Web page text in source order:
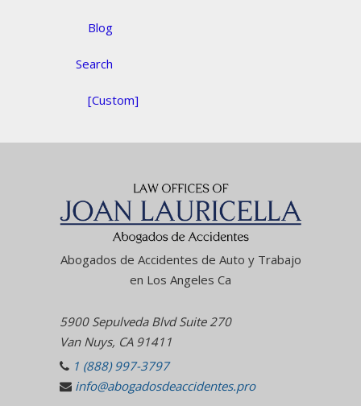
Blog
Search
[Custom]
Abogados de Accidentes de Auto y Trabajo
en Los Angeles Ca
5900 Sepulveda Blvd Suite 270
Van Nuys, CA 91411
1 (888) 997-3797
info@abogadosdeaccidentes.pro